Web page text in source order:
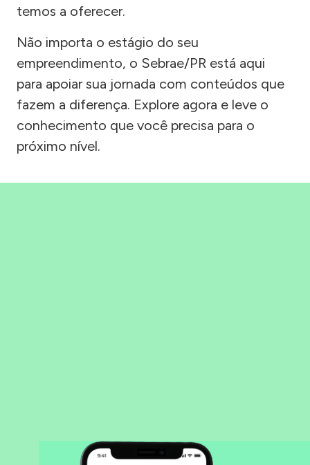
temos a oferecer.
Não importa o estágio do seu
empreendimento, o Sebrae/PR está aqui
para apoiar sua jornada com conteúdos que
fazem a diferença. Explore agora e leve o
conhecimento que você precisa para o
próximo nível.